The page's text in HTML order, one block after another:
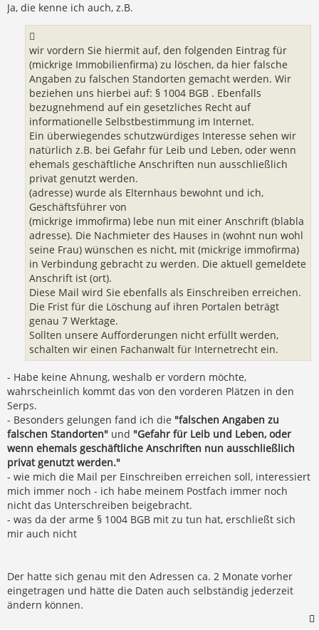
a
Ja, die kenne ich auch, z.B.
wir vordern Sie hiermit auf, den folgenden Eintrag für
(mickrige Immobilienfirma) zu löschen, da hier falsche
Angaben zu falschen Standorten gemacht werden. Wir
beziehen uns hierbei auf: § 1004 BGB . Ebenfalls
bezugnehmend auf ein gesetzliches Recht auf
informationelle Selbstbestimmung im Internet.
Ein überwiegendes schutzwürdiges Interesse sehen wir
natürlich z.B. bei Gefahr für Leib und Leben, oder wenn
ehemals geschäftliche Anschriften nun ausschließlich
privat genutzt werden.
(adresse) wurde als Elternhaus bewohnt und ich,
Geschäftsführer von
(mickrige immofirma) lebe nun mit einer Anschrift (blabla
adresse). Die Nachmieter des Hauses in (wohnt nun wohl
seine Frau) wünschen es nicht, mit (mickrige immofirma)
in Verbindung gebracht zu werden. Die aktuell gemeldete
Anschrift ist (ort).
Diese Mail wird Sie ebenfalls als Einschreiben erreichen.
Die Frist für die Löschung auf ihren Portalen beträgt
genau 7 Werktage.
Sollten unsere Aufforderungen nicht erfüllt werden,
schalten wir einen Fachanwalt für Internetrecht ein.
- Habe keine Ahnung, weshalb er vordern möchte,
wahrscheinlich kommt das von den vorderen Plätzen in den
Serps.
- Besonders gelungen fand ich die "falschen Angaben zu
falschen Standorten" und "Gefahr für Leib und Leben, oder
wenn ehemals geschäftliche Anschriften nun ausschließlich
privat genutzt werden."
- wie mich die Mail per Einschreiben erreichen soll, interessiert
mich immer noch - ich habe meinem Postfach immer noch
nicht das Unterschreiben beigebracht.
- was da der arme § 1004 BGB mit zu tun hat, erschließt sich
mir auch nicht
Der hatte sich genau mit den Adressen ca. 2 Monate vorher
eingetragen und hätte die Daten auch selbständig jederzeit
ändern können.